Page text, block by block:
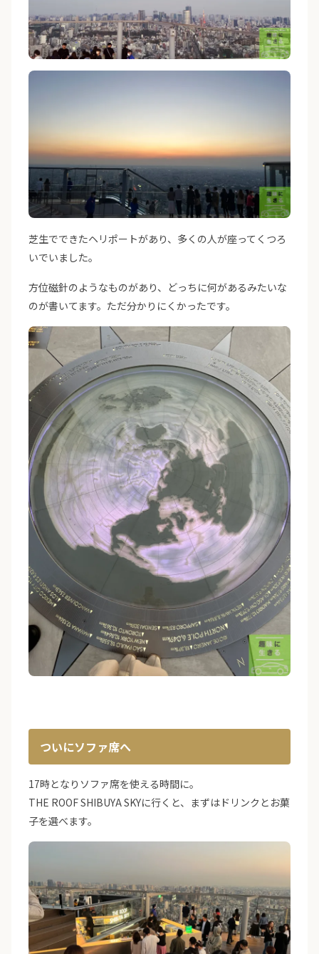
芝生でできたヘリポートがあり、多くの人が座ってくつろ
いでいました。
方位磁針のようなものがあり、どっちに何があるみたいな
のが書いてます。ただ分かりにくかったです。
ついにソファ席へ
17時となりソファ席を使える時間に。
THE ROOF SHIBUYA SKYに行くと、まずはドリンクとお菓
子を選べます。